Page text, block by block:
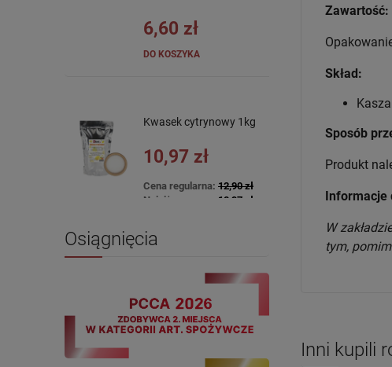
6,60 zł
DO KOSZYKA
Kwasek cytrynowy 1kg
10,97 zł
Cena regularna: 12,90 zł
Najniższa cena: 10,97 zł
Osiągnięcia
Zawartość:
Skład:
Sposób
Produkt
W
tym,
Inni kupili